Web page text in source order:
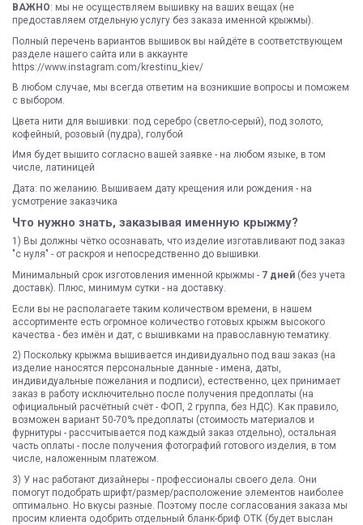
ВАЖНО: мы не осуществляем вышивку на ваших вещах (не
предоставляем отдельную услугу без заказа именной крыжмы).
Полный перечень вариантов вышивок вы найдёте в соответствующем
разделе нашего сайта или в аккаунте
https://www.instagram.com/krestinu_kiev/
В любом случае, мы всегда ответим на возникшие вопросы и поможем
с выбором.
Цвета нити для вышивки: под серебро (светло-серый), под золото,
кофейный, розовый (пудра), голубой
Имя будет вышито согласно вашей заявке - на любом языке, в том
числе, латиницей
Дата: по желанию. Вышиваем дату крещения или рождения - на
усмотрение заказчика
Что нужно знать, заказывая именную крыжму?
1) Вы должны чётко осознавать, что изделие изготавливают под заказ
"с нуля" - от раскроя и непосредственно до вышивки.
Минимальный срок изготовления именной крыжмы - 7 дней (без учета
доставк). Плюс, минимум сутки - на доставку.
Если вы не располагаете таким количеством времени, в нашем
ассортименте есть огромное количество готовых крыжм высокого
качества - без имён и дат, с вышивками на православную тематику.
2) Поскольку крыжма вышивается индивидуально под ваш заказ (на
изделие наносятся персональные данные - имена, даты,
индивидуальные пожелания и подписи), естественно, цех принимает
заказ в работу исключительно после получения предоплаты (на
официальный расчётный счёт - ФОП, 2 группа, без НДС). Как правило,
возможен вариант 50-70% предоплаты (стоимость материалов и
фурнитуры - рассчитывается под каждый заказ отдельно), остальная
часть оплаты - после получения фотографий готового изделия, в том
числе, наложенным платежом.
3) У нас работают дизайнеры - профессионалы своего дела. Они
помогут подобрать шрифт/размер/расположение элементов наиболее
оптимально. Но вкусы разные. Поэтому после согласования заказа мы
просим клиента одобрить отдельный бланк-бриф ОТК (будет выслан